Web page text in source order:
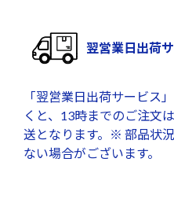
翌営業日出荷
「翌営業日出荷サービス
くと、13時までのご注文
送となります。※ 部品状
ない場合がございます。